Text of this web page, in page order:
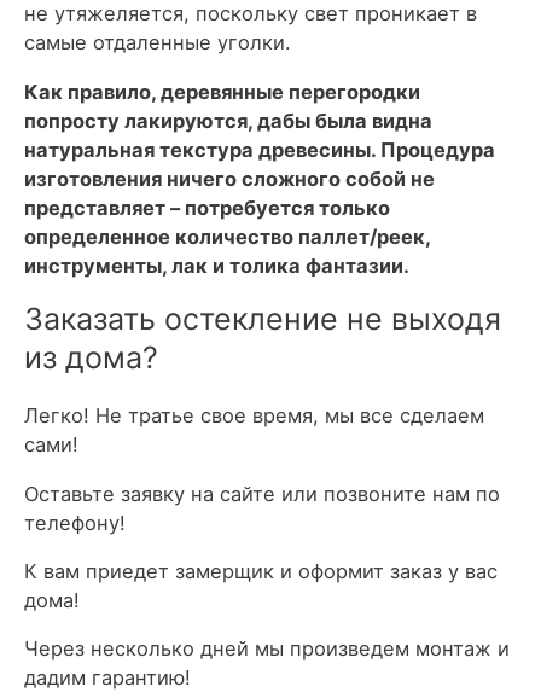
не утяжеляется, поскольку свет проникает в
самые отдаленные уголки.
Как правило, деревянные перегородки
попросту лакируются, дабы была видна
натуральная текстура древесины. Процедура
изготовления ничего сложного собой не
представляет – потребуется только
определенное количество паллет/реек,
инструменты, лак и толика фантазии.
Заказать остекление не выходя
из дома?
Легко! Не тратье свое время, мы все сделаем
сами!
Оставьте заявку на сайте или позвоните нам по
телефону!
К вам приедет замерщик и оформит заказ у вас
дома!
Через несколько дней мы произведем монтаж и
дадим гарантию!